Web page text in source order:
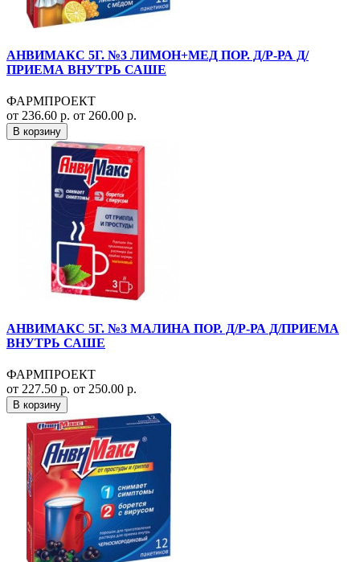
АНВИМАКС 5Г. №3 ЛИМОН+МЕД ПОР. Д/Р-РА Д/
ПРИЕМА ВНУТРЬ САШЕ
ФАРМПРОЕКТ
от 236.60 р. от 260.00 р.
В корзину
АНВИМАКС 5Г. №3 МАЛИНА ПОР. Д/Р-РА Д/ПРИЕМА
ВНУТРЬ САШЕ
ФАРМПРОЕКТ
от 227.50 р. от 250.00 р.
В корзину